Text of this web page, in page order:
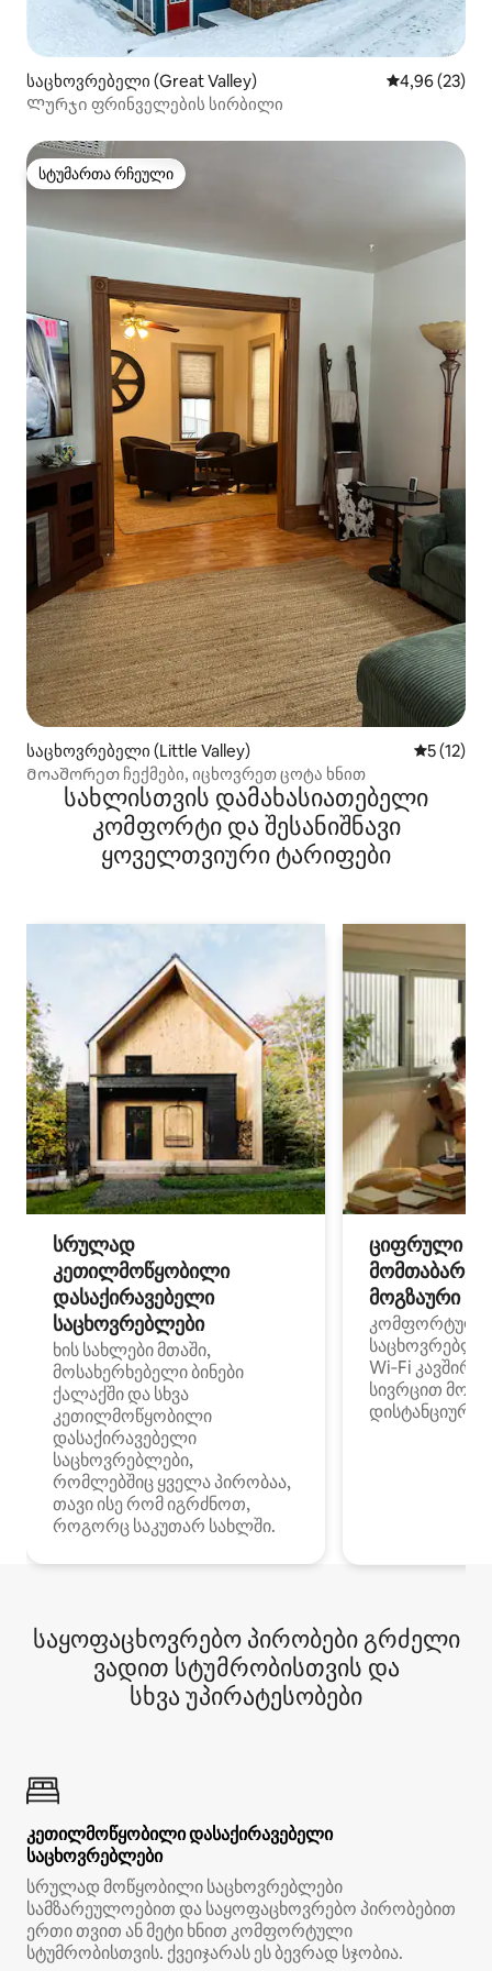
საცხოვრებელი (Great Valley) საშუალო
4,96 (23)
Ლურჯი ფრინველების სირბილი
სტუმართა რჩეული
სტუმართა რჩეული
საცხოვრებელი (Little Valley) საშუალო
5 (12)
Მოაშორეთ ჩექმები, იცხოვრეთ ცოტა ხნით
სახლისთვის დამახასიათებელი
კომფორტი და შესანიშნავი
ყოველთვიური ტარიფები
სრულად
კეთილმოწყობილი
დასაქირავებელი
საცხოვრებლები
ხის სახლები მთაში,
მოსახერხებელი ბინები
ქალაქში და სხვა
კეთილმოწყობილი
დასაქირავებელი
საცხოვრებლები,
რომლებშიც ყველა პირობაა,
თავი ისე რომ იგრძნოთ,
როგორც საკუთარ სახლში.
ციფრული
მოგზაური
კომფორტული
Wi‑Fi
სივრცით
დისტანციური
საყოფაცხოვრებო პირობები გრძელი
ვადით სტუმრობისთვის და
სხვა უპირატესობები
კეთილმოწყობილი დასაქირავებელი
საცხოვრებლები
სრულად მოწყობილი საცხოვრებლები
სამზარეულოებით და საყოფაცხოვრებო პირობებით
ერთი თვით ან მეტი ხნით კომფორტული
სტუმრობისთვის. ქვეიჯარას ეს ბევრად სჯობია.